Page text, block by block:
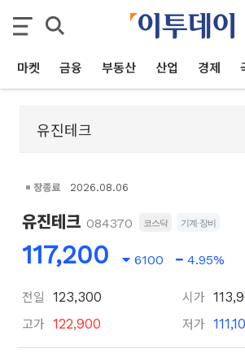
마켓 금융 부동산 산업 경제
장종료 2026.08.06
유진테크 084370 코스닥 기계·장비
117,200 6100 4.95%
전일 123,300
고가 122,900
시가
저가